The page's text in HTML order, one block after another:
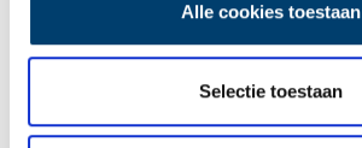
Alle cookies toestaan
Selectie toestaan